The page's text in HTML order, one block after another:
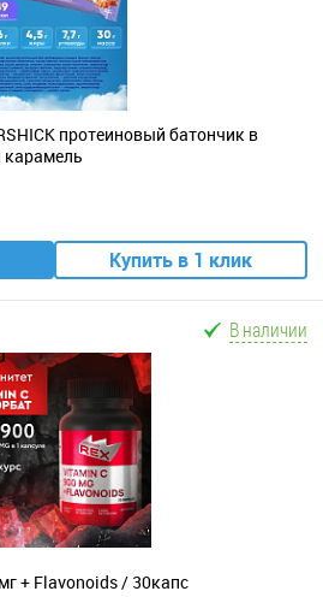
протеиновый батончик в
карамель
Купить в 1 клик
В наличии
+ Flavonoids / 30капс